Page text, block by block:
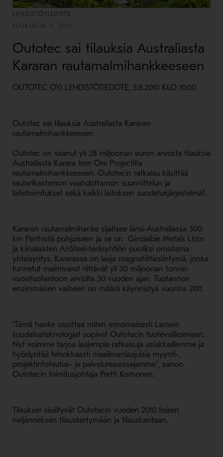
LEHDISTÖTIEDOTE
ELOKUUTA 5, 2010
Outotec sai tilauksia Australiasta
Kararan rautamalmihankkeeseen
OUTOTEC OYJ LEHDISTÖTIEDOTE, 5.8.2010 KLO 10.00
Outotec sai tilauksia Australiasta Kararan
rautamalmihankkeeseen
Outotec on saanut yli 28 miljoonan euron arvosta tilauksia
Australiasta Karara Iron Ore Projectilta
rautamalmihankkeeseen. Outotecin ratkaisu käsittää
rautarikastamon vaahdottamon suunnittelun ja
laitetoimitukset sekä kaikki laitoksen suodatusjärjestelmät.
Kararan rautamalmihanke sijaitsee länsi-Australiassa 300
km Perthistä pohjoiseen ja se on Gindalbie Metals Ltd:n
ja kiinalaisten AnSteel-teräsyhtiön puoliksi omistama
yhteisyritys. Kararassa on laaja magnetiittiesiintymä, jonka
tunnetut malmivarat riittävät yli 30 miljoonan tonnin
vuosituotantoon arviolta 30 vuoden ajan. Tuotannon
ensimmäisen vaiheen on määrä käynnistyä vuonna 2011.
"Tämä hanke osoittaa miten erinomaisesti Laroxin
suodatusteknologiat sopivat Outotecin tuotevalikoimaan.
Nyt voimme tarjoa laajempia ratkaisuja asiakkaillemme ja
hyödyntää tehokkaasti maailmanlaajuisia myynti-,
projektintoteutus- ja palveluresurssejamme", sanoo
Outotecin toimitusjohtaja Pertti Korhonen.
Tilaukset sisältyvät Outotecin vuoden 2010 toisen
neljänneksen tilauskertymään ja tilauskantaan.